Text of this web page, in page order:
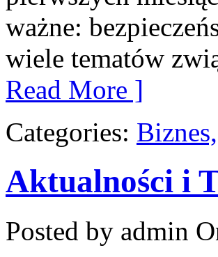
ważne:
wiele tematów
Read More ]
Categories:
Aktualności i
Posted by admin